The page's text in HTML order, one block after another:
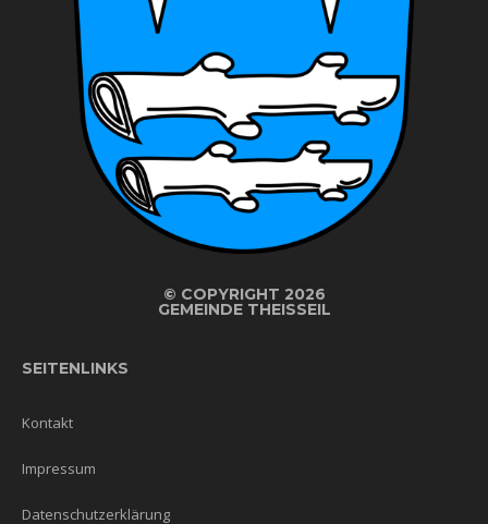
© COPYRIGHT 2026
GEMEINDE THEISSEIL
SEITENLINKS
Kontakt
Impressum
Datenschutzerklärung